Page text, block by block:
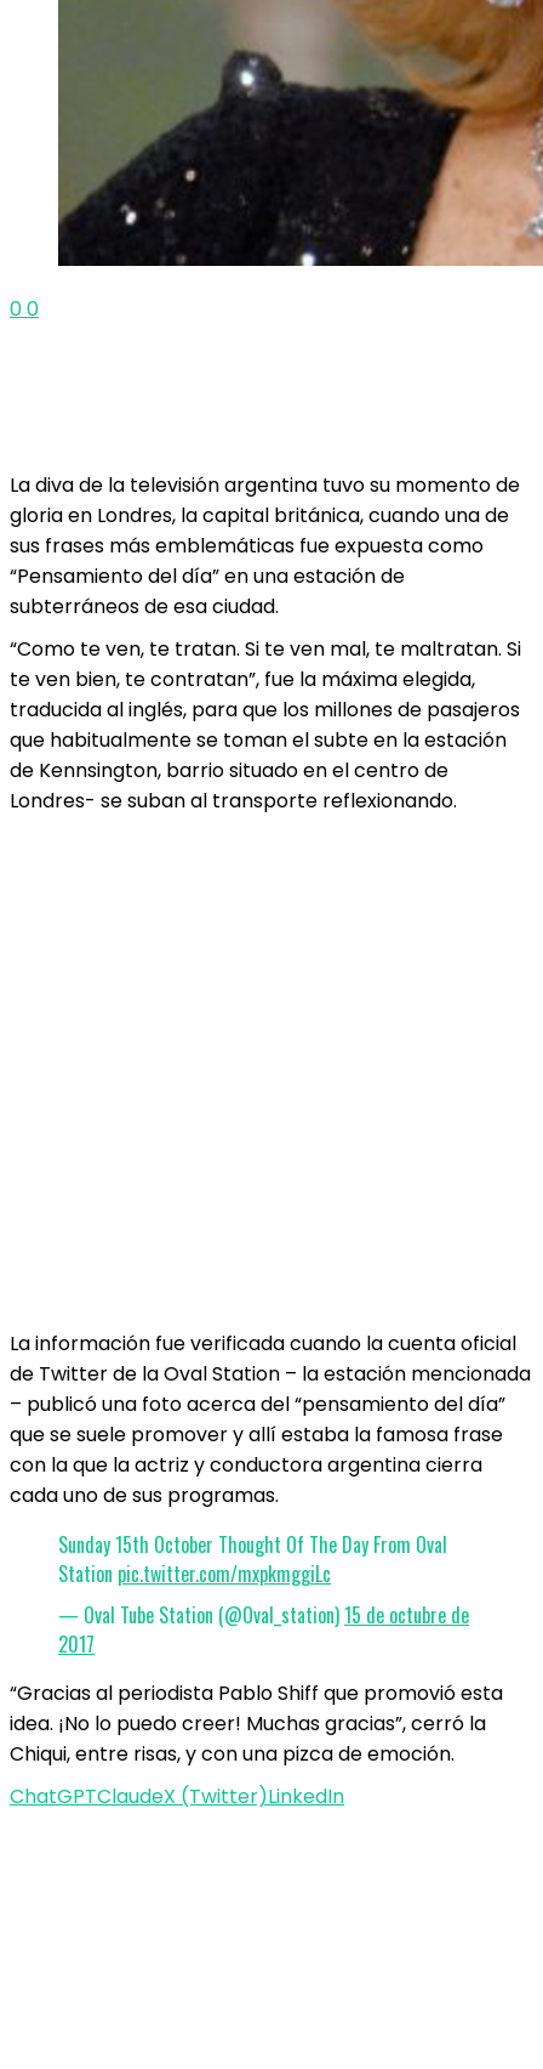
00
La diva de la televisión argentina tuvo su momento de
gloria en Londres, la capital británica, cuando una de
sus frases más emblemáticas fue expuesta como
“Pensamiento del día” en una estación de
subterráneos de esa ciudad.
“Como te ven, te tratan. Si te ven mal, te maltratan. Si
te ven bien, te contratan”, fue la máxima elegida,
traducida al inglés, para que los millones de pasajeros
que habitualmente se toman el subte en la estación
de Kennsington, barrio situado en el centro de
Londres- se suban al transporte reflexionando.
La información fue verificada cuando la cuenta oficial
de Twitter de la Oval Station – la estación mencionada
– publicó una foto acerca del “pensamiento del día”
que se suele promover y allí estaba la famosa frase
con la que la actriz y conductora argentina cierra
cada uno de sus programas.
Sunday 15th October Thought Of The Day From Oval
Station pic.twitter.com/mxpkmggiLc
— Oval Tube Station (@Oval_station)15 de octubre de
2017
“Gracias al periodista Pablo Shiff que promovió esta
idea. ¡No lo puedo creer! Muchas gracias”, cerró la
Chiqui, entre risas, y con una pizca de emoción.
ChatGPTClaudeX (Twitter)LinkedIn